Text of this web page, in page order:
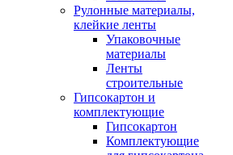
Рулонные материалы,
клейкие ленты
Упаковочные
материалы
Ленты
строительные
Гипсокартон и
комплектующие
Гипсокартон
Комплектующие